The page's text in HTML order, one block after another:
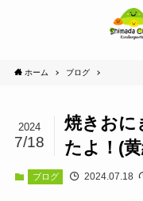
ホーム ブログ
焼きおに
たよ！(
2024
7/18
ブログ 2024.07.18